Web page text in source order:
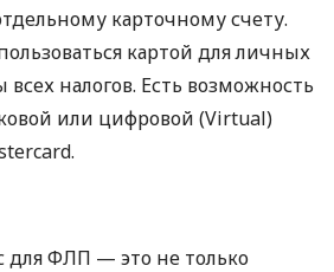
карточному счету.
картой для личных
налогов. Есть возможность
или цифровой (Virtual)
для ФЛП — это не только